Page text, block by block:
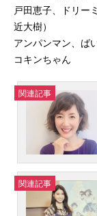
戸田恵子、ドリー
近大樹）
アンパンマン、ば
コキンちゃん
関連記事
関連記事